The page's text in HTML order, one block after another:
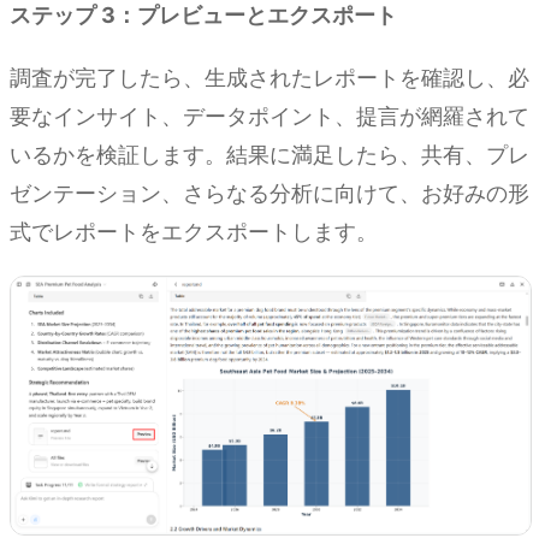
ステップ 3：プレビューとエクスポート
調査が完了したら、生成されたレポートを確認し、必
要なインサイト、データポイント、提言が網羅されて
いるかを検証します。結果に満足したら、共有、プレ
ゼンテーション、さらなる分析に向けて、お好みの形
式でレポートをエクスポートします。